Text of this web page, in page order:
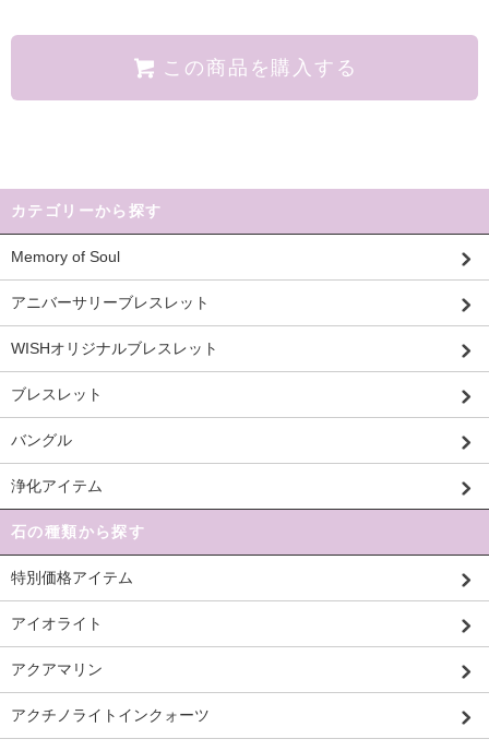
この商品を購入する
カテゴリーから探す
Memory of Soul
アニバーサリーブレスレット
WISHオリジナルブレスレット
ブレスレット
バングル
浄化アイテム
石の種類から探す
特別価格アイテム
アイオライト
アクアマリン
アクチノライトインクォーツ